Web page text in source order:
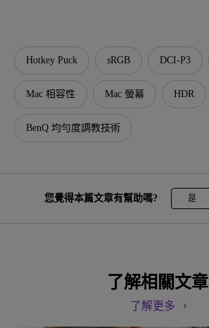
Hotkey Puck sRGB DCI-P3
Mac 相容性 Mac 螢幕 HDR
BenQ 均勻度調教技術
您覺得本篇文章有幫助嗎? 是
了解相關文章
了解更多